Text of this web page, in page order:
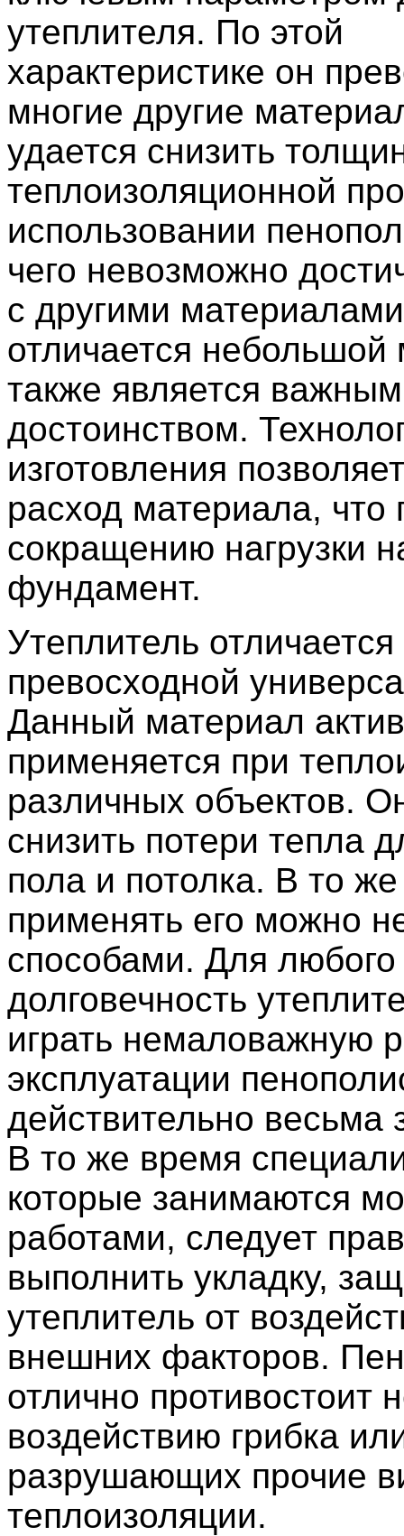
утеплителя. По этой
характеристике он
многие другие
удается снизить
теплоизоляционной
использовании
чего невозможно
с другими
отличается небольшой
также является важным
достоинством.
изготовления
расход материала, что
сокращению нагрузки
фундамент.
Утеплитель отличается
превосходной
Данный материал
применяется при
различных объектов.
снизить потери тепла
пола и потолка. В то
применять его можно
способами. Для любого
долговечность
играть немаловажную
эксплуатации
действительно весьма
В то же время
которые занимаются
работами, следует
выполнить укладку,
утеплитель от
внешних факторов.
отлично противостоит
воздействию грибка
разрушающих прочие
теплоизоляции.